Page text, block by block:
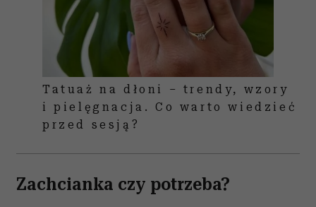
Tatuaż na dłoni – trendy, wzory
i pielęgnacja. Co warto wiedzieć
przed sesją?
Zachcianka czy potrzeba?